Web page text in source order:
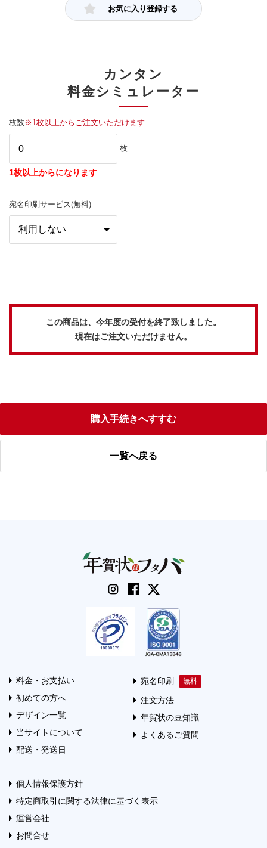
お気に入り登録する
カンタン
料金シミュレーター
枚数※1枚以上からご注文いただけます
枚
1枚以上からになります
宛名印刷サービス(無料)
この商品は、今年度の受付を終了致しました。
現在はご注文いただけません。
購入手続きへすすむ
一覧へ戻る
料金・お支払い
初めての方へ
デザイン一覧
当サイトについて
配送・発送日
宛名印刷
注文方法
年賀状の豆知識
よくあるご質問
個人情報保護方針
特定商取引に関する法律に基づく表示
運営会社
お問合せ